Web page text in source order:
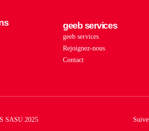
geeb services
geeb services
Rejoignez-nous
Contact
SASU 2025